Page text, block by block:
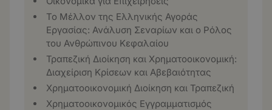
Το Μέλλον της Ελληνικής Αγοράς
Εργασίας: Ανάλυση Σεναρίων και ο Ρόλος
του Ανθρώπινου Κεφαλαίου
Τραπεζική Διοίκηση και Χρηματοοικονομική:
Διαχείριση Κρίσεων και Αβεβαιότητας
Χρηματοοικονομική Διοίκηση και Τραπεζική
Χρηματοοικονομικός Εγγραμματισμός